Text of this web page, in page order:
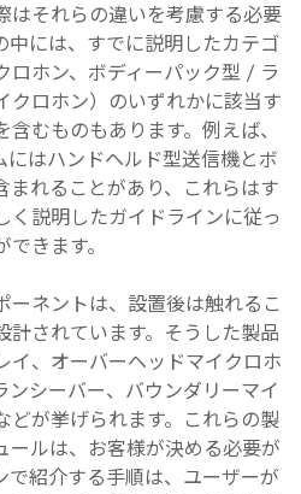
はそれらの違いを考慮する必要
中には、すでに説明したカテゴ
ロホン、ボディーパック型 / ラ
クロホン）のいずれかに該当す
むものもあります。例えば、
にはハンドヘルド型送信機とボ
まれることがあり、これらはす
く説明したガイドラインに従っ
きます。
ーネントは、設置後は触れるこ
計されています。そうした製品
イ、オーバーヘッドマイクロホ
ンシーバー、バウンダリーマイ
どが挙げられます。これらの製
ールは、お客様が決める必要が
で紹介する手順は、ユーザーが